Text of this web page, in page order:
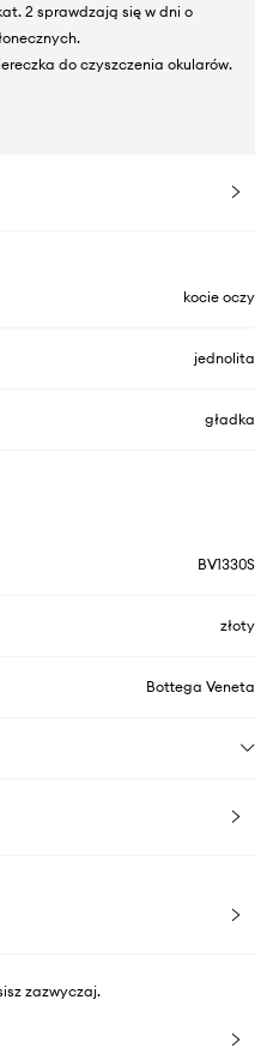
2 sprawdzają się w dni o
do czyszczenia okularów.
kocie oczy
jednolita
gładka
BV1330S
złoty
Bottega Veneta
zazwyczaj.